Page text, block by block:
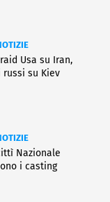
Usa su Iran,
su Kiev
Nazionale
i casting